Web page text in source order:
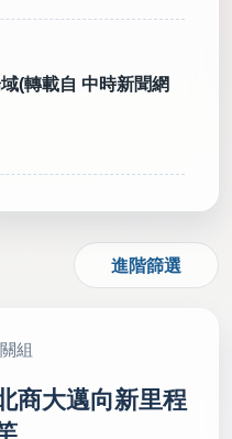
(轉載自 中時新聞網
新制 筆試整併為2科
生若放棄科研免賠(轉
進階篩選
組
商大邁向新里程